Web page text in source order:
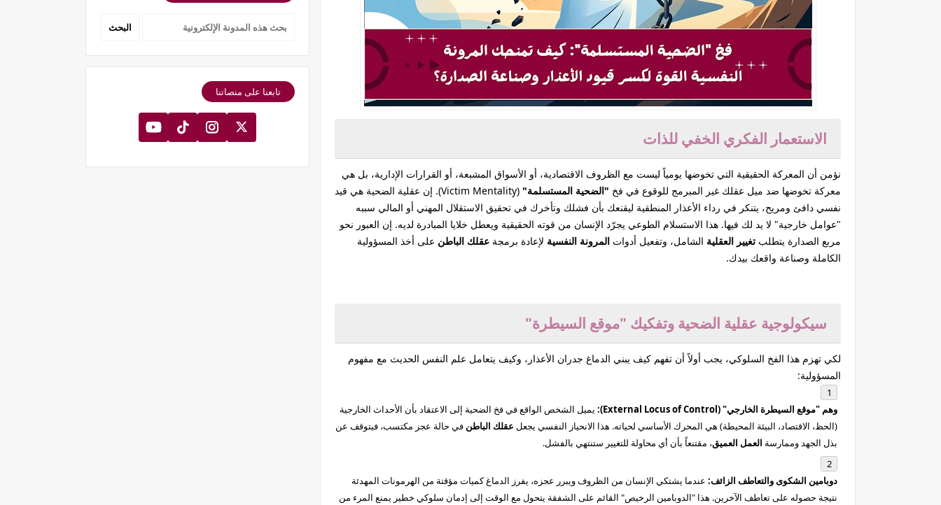
الاستعمار الفكري الخفي للذات
نؤمن أن المعركة الحقيقية التي تخوضها يومياً ليست مع الظروف الاقتصادية، أو الأسواق المشبعة، أو القرارات الإدارية، بل هي
معركة تخوضها ضد ميل عقلك غير المبرمج للوقوع في فخ "الضحية المستسلمة"
(Victim Mentality). إن عقلية الضحية هي قيد
نفسي دافئ ومريح، يتنكر في رداء الأعذار المنطقية ليقنعك بأن فشلك وتأخرك في تحقيق الاستقلال المهني أو المالي سببه
"عوامل خارجية" لا يد لك فيها. هذا الاستسلام الطوعي يجرّد الإنسان من قوته الحقيقية ويعطل خلايا المبادرة لديه. إن العبور نحو
مربع الصدارة يتطلب تغيير العقلية الشامل، وتفعيل أدوات المرونة النفسية لإعادة برمجة عقلك الباطن على أخذ المسؤولية
الكاملة وصناعة واقعك بيدك.
سيكولوجية عقلية الضحية وتفكيك "موقع السيطرة"
لكي تهزم هذا الفخ السلوكي، يجب أولاً أن تفهم كيف يبني الدماغ جدران الأعذار، وكيف يتعامل علم النفس الحديث مع مفهوم
المسؤولية:
وهم "موقع السيطرة الخارجي" (External Locus of Control):
يميل الشخص الواقع في فخ الضحية إلى الاعتقاد بأن الأحداث الخارجية
(الحظ، الاقتصاد، البيئة المحيطة) هي المحرك الأساسي لحياته. هذا الانحياز النفسي يجعل عقلك الباطن في حالة عجز مكتسب، فيتوقف عن
بذل الجهد وممارسة العمل العميق، مقتنعاً بأن أي محاولة للتغيير ستنتهي بالفشل.
دوبامين الشكوى والتعاطف الزائف: عندما يشتكي الإنسان من الظروف ويبرر عجزه، يفرز الدماغ كميات مؤقتة من الهرمونات المهدئة
نتيجة حصوله على تعاطف الآخرين. هذا "الدوبامين الرخيص" القائم على الشفقة يتحول مع الوقت إلى إدمان سلوكي خطير يمنع المرء من
تابعنا على منصاتنا